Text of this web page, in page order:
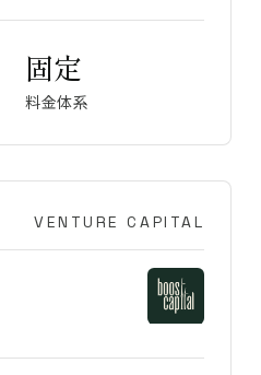
固定
料金体系
VENTURE CAPITAL